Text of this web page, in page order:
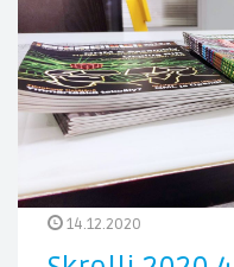
14.12.2020